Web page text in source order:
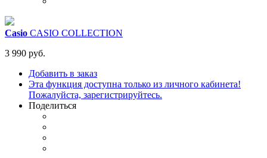
Casio CASIO COLLECTION
3 990 руб.
Добавить в заказ
Эта функция доступна только из личного кабинета!
Пожалуйста, зарегистрируйтесь.
Поделиться